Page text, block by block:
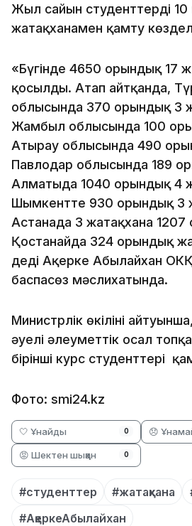
Жыл сайын студенттерді
жатақханамен қамту
«Бүгінде 4650 орындық 17
қосылды. Атап айтқанда,
облысында 370 орындық 3
Жамбыл облысында 100
Атырау облысында 490
Павлодар облысында 189
Алматыда 1040 орындық 4
Шымкентте 930 орындық 3
Астанада 3 жатақхана
Қостанайда 324 орындық
деді Ақерке Абылайхан
баспасөз мәслихатында.
Министрлік өкілінің
әуелі әлеуметтік осал
бірінші курс студенттері
Фото: smi24.kz
🤍 Ұнайды 0 😞
😡 Шектен шыққан 0
#студенттер #жатақхана
#АқеркеАбылайхан